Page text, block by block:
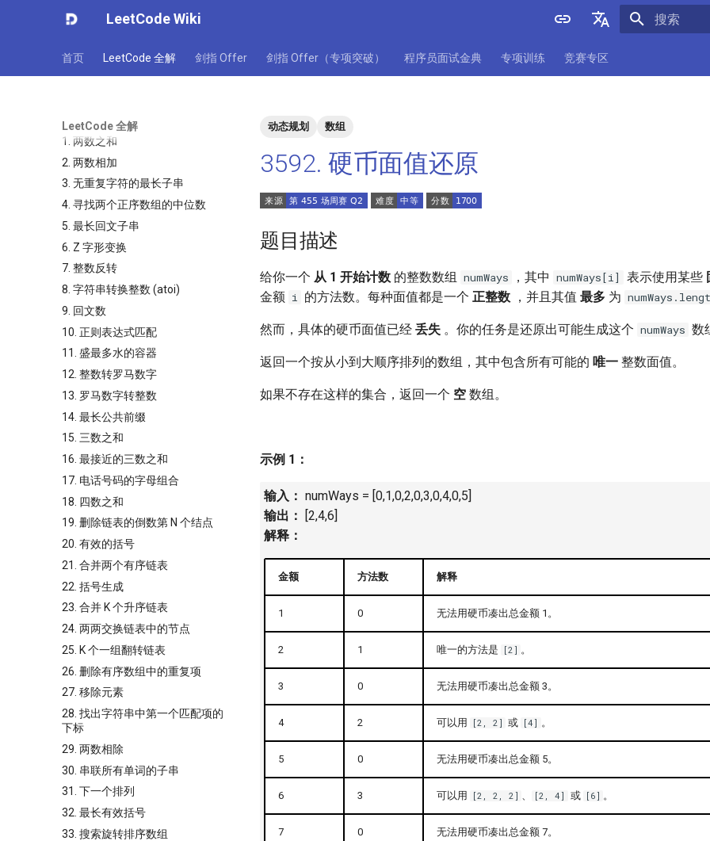
LeetCode Wiki
English
首页 LeetCode 全解 剑指 Offer 剑指 Offer（专项突破） 程序员面试金典 专项训练 竞赛专区
LeetCode 全解
1. 两数之和
2. 两数相加
3. 无重复字符的最长子串
4. 寻找两个正序数组的中位数
5. 最长回文子串
6. Z 字形变换
7. 整数反转
8. 字符串转换整数 (atoi)
9. 回文数
10. 正则表达式匹配
11. 盛最多水的容器
12. 整数转罗马数字
13. 罗马数字转整数
14. 最长公共前缀
15. 三数之和
16. 最接近的三数之和
17. 电话号码的字母组合
18. 四数之和
19. 删除链表的倒数第 N 个结点
20. 有效的括号
21. 合并两个有序链表
22. 括号生成
23. 合并 K 个升序链表
24. 两两交换链表中的节点
25. K 个一组翻转链表
26. 删除有序数组中的重复项
27. 移除元素
28. 找出字符串中第一个匹配项的
下标
29. 两数相除
30. 串联所有单词的子串
31. 下一个排列
32. 最长有效括号
33. 搜索旋转排序数组
动态规划 数组
3592. 硬币面值还原
题目描述
给你一个 从 1 开始计数 的整数数组 numWays ，其中 numWays[i] 表示使用某些
金额 i 的方法数。每种面值都是一个 正整数 ，并且其值 最多 为
然而，具体的硬币面值已经 丢失 。你的任务是还原出可能生成这个 numWays 数
返回一个按从小到大顺序排列的数组，其中包含所有可能的 唯一 整数面值。
如果不存在这样的集合，返回一个 空 数组。
示例 1：
输入： numWays = [0,1,0,2,0,3,0,4,0,5]
输出：
[2,4,6]
解释：
金额 方法数 解释
1 0 无法用硬币凑出总金额 1。
2 1 唯一的方法是 [2] 。
3 0 无法用硬币凑出总金额 3。
4 2 可以用 [2, 2] 或 [4] 。
5 0 无法用硬币凑出总金额 5。
6 3 可以用 [2, 2, 2] [2, 4] 或 [6] 。
7 0 无法用硬币凑出总金额 7。